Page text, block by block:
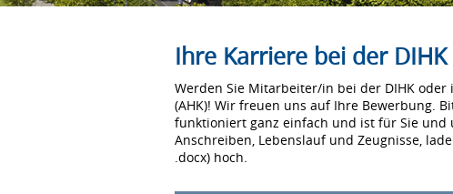
Ihre Karriere bei der
Werden Sie Mitarbeiter/in bei der DIHK
(AHK)! Wir freuen uns auf Ihre Bewerbung.
funktioniert ganz einfach und ist für Sie und
Anschreiben, Lebenslauf und Zeugnisse,
.docx) hoch.